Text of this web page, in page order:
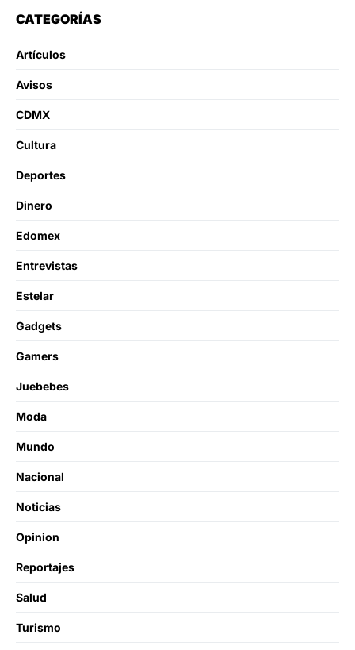
CATEGORÍAS
Artículos
Avisos
CDMX
Cultura
Deportes
Dinero
Edomex
Entrevistas
Estelar
Gadgets
Gamers
Juebebes
Moda
Mundo
Nacional
Noticias
Opinion
Reportajes
Salud
Turismo